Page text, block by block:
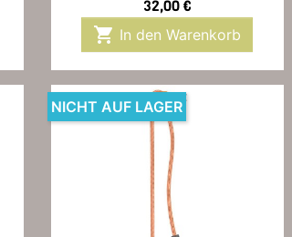
Preis
32,00 €
 In den Warenkorb
NICHT AUF LAGER